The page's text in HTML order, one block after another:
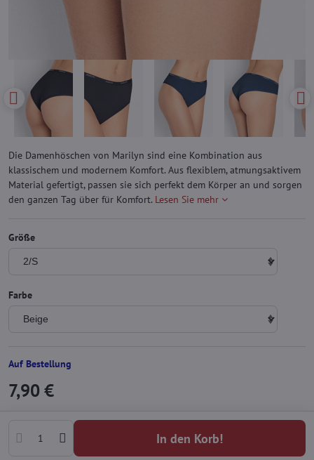
Die Damenhöschen von Marilyn sind eine Kombination aus
klassischem und modernem Komfort. Aus flexiblem, atmungsaktivem
Material gefertigt, passen sie sich perfekt dem Körper an und sorgen
den ganzen Tag über für Komfort. Lesen Sie mehr
Größe
Farbe
Auf Bestellung
7,90 €
In den Korb!